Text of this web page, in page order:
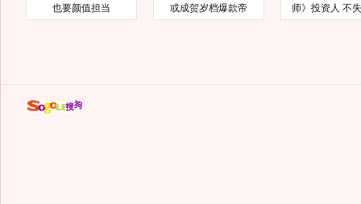
也要颜值担当
或成贺岁档爆款帝
师》投资人 不